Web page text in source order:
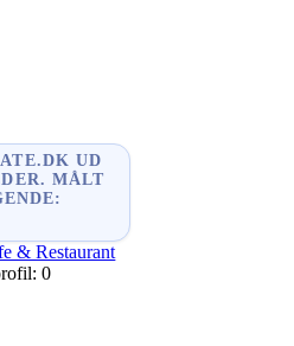
UD
MÅLT
& Restaurant
0